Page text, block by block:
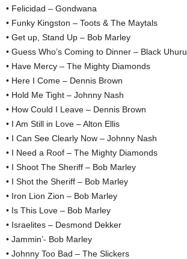
• Felicidad – Gondwana
• Funky Kingston – Toots & The Maytals
• Get up, Stand Up – Bob Marley
• Guess Who’s Coming to Dinner – Black Uhuru
• Have Mercy – The Mighty Diamonds
• Here I Come – Dennis Brown
• Hold Me Tight – Johnny Nash
• How Could I Leave – Dennis Brown
• I Am Still in Love – Alton Ellis
• I Can See Clearly Now – Johnny Nash
• I Need a Roof – The Mighty Diamonds
• I Shoot The Sheriff – Bob Marley
• I Shot the Sheriff – Bob Marley
• Iron Lion Zion – Bob Marley
• Is This Love – Bob Marley
• Israelites – Desmond Dekker
• Jammin’- Bob Marley
• Johnny Too Bad – The Slickers